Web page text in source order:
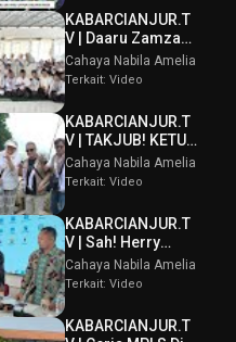
Assatinem
Campaka
KABARCIANJUR.T
V | Daaru Zamzam
Berbagi
Kebahagiaan &
Sambut Muharram
1448 H
Cahaya Nabila Amelia
Terkait: Video
KABARCIANJUR.T
V | TAKJUB! KETUM
PPBI AKUI
POTENSI BATU
Cahaya Nabila Amelia
Terkait: Video
KABARCIANJUR.T
V | Sah! Herry
Wirawan Terpilih
Aklamasi Musda
Cianjur
Cahaya Nabila Amelia
Terkait: Video
KABARCIANJUR.T